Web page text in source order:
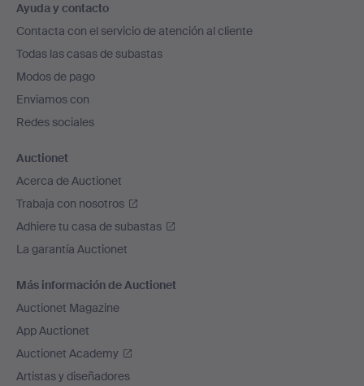
en
el
pie
de
página
Ayuda y contacto
Contacta con el servicio de atención al cliente
Todas las casas de subastas
Modos de pago
Enviamos con
Redes sociales
Auctionet
Acerca de Auctionet
Trabaja con nosotros
Adhiere tu casa de subastas
La garantía Auctionet
Más información de Auctionet
Auctionet Magazine
App Auctionet
Auctionet Academy
Artistas y diseñadores